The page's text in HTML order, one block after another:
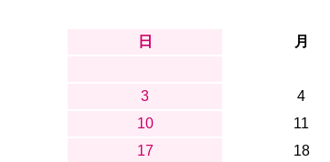
日 月
3
4
10
11
17
18